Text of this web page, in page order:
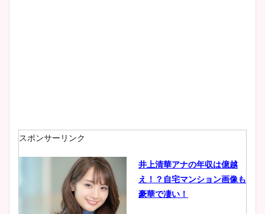
スポンサーリンク
井上清華アナの年収は億越
え！？自宅マンション画像も
豪華で凄い！